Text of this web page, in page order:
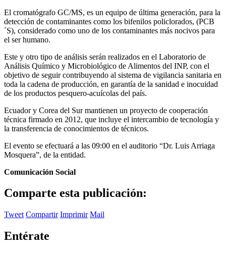
El cromatógrafo GC/MS, es un equipo de última generación, para la
detección de contaminantes como los bifenilos policlorados, (PCB
´S), considerado como uno de los contaminantes más nocivos para
el ser humano.
Este y otro tipo de análisis serán realizados en el Laboratorio de
Análisis Químico y Microbiológico de Alimentos del INP, con el
objetivo de seguir contribuyendo al sistema de vigilancia sanitaria en
toda la cadena de producción, en garantía de la sanidad e inocuidad
de los productos pesquero-acuícolas del país.
Ecuador y Corea del Sur mantienen un proyecto de cooperación
técnica firmado en 2012, que incluye el intercambio de tecnología y
la transferencia de conocimientos de técnicos.
El evento se efectuará a las 09:00 en el auditorio “Dr. Luis Arriaga
Mosquera”, de la entidad.
Comunicación Social
Comparte esta publicación:
Tweet Compartir Imprimir Mail
Entérate